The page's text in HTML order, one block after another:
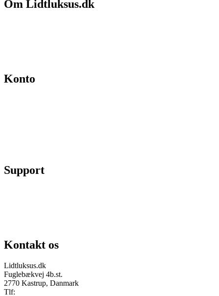
Om Lidtluksus.dk
Konto
Support
Kontakt os
Lidtluksus.dk
Fuglebækvej 4b.st.
2770 Kastrup, Danmark
Tlf: